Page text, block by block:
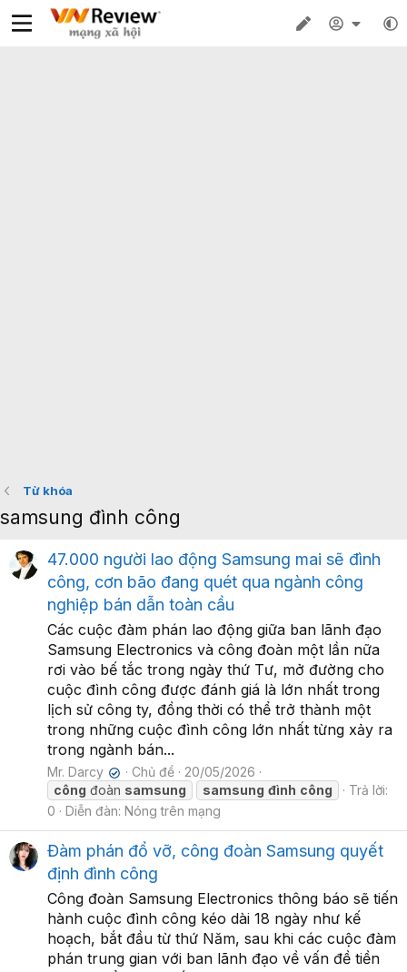
Từ khóa
samsung đình công
47.000 người lao động Samsung mai sẽ đình
công, cơn bão đang quét qua ngành công
nghiệp bán dẫn toàn cầu
Các cuộc đàm phán lao động giữa ban lãnh đạo
Samsung Electronics và công đoàn một lần nữa
rơi vào bế tắc trong ngày thứ Tư, mở đường cho
cuộc đình công được đánh giá là lớn nhất trong
lịch sử công ty, đồng thời có thể trở thành một
trong những cuộc đình công lớn nhất từng xảy ra
trong ngành bán...
Mr. Darcy ✔ Chủ đề
20/05/2026
công đoàn samsung samsung đình công
Trả lời:
0
Diễn đàn: Nóng trên mạng
Đàm phán đổ vỡ, công đoàn Samsung quyết
định đình công
Công đoàn Samsung Electronics thông báo sẽ tiến
hành cuộc đình công kéo dài 18 ngày như kế
hoạch, bắt đầu từ thứ Năm, sau khi các cuộc đàm
phán trung gian với ban lãnh đạo về vấn đề tiền